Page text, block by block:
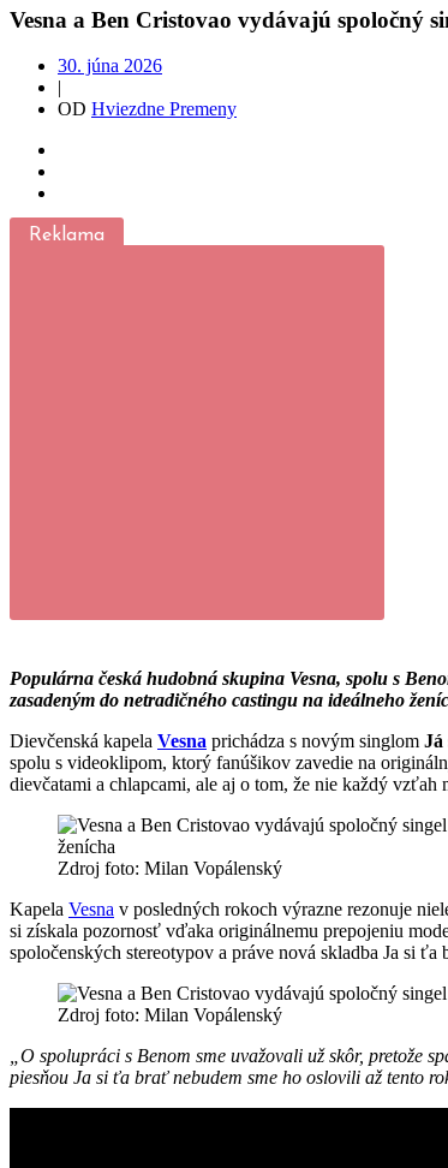
Vesna a Ben Cristovao vydávajú spoločný
30. júna 2026
|
OD Hviezdne Premeny
Populárna česká hudobná skupina Vesna, spolu s
zasadeným do netradičného castingu na ideálneho
Dievčenská kapela Vesna prichádza s novým singlom Já
spolu s videoklipom, ktorý fanúšikov zavedie na
dievčatami a chlapcami, ale aj o tom, že nie každý vzťah
Zdroj foto: Milan Vopálenský
Kapela Vesna v posledných rokoch výrazne rezonuje
si získala pozornosť vďaka originálnemu prepojeniu
spoločenských stereotypov a práve nová skladba Ja si
Zdroj foto: Milan Vopálenský
„O spolupráci s Benom sme uvažovali už skôr, pretože
piesňou Ja si ťa brať nebudem sme ho oslovili až tento